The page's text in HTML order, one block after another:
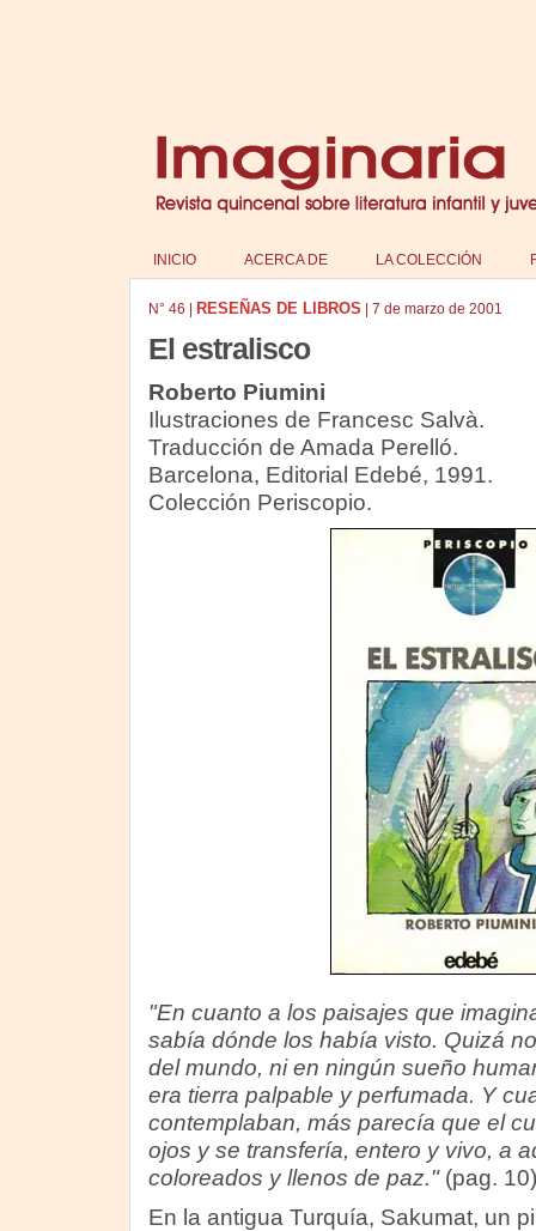
INICIO ACERCA DE LA COLECCIÓN
N° 46 RESEÑAS DE LIBROS 7 de marzo de 2001
El estralisco
Roberto Piumini
Ilustraciones de Francesc Salvà.
Traducción de Amada Perelló.
Barcelona, Editorial Edebé, 1991.
Colección Periscopio.
"En cuanto a los paisajes que
sabía dónde los había visto. Quizá
del mundo, ni en ningún sueño
era tierra palpable y perfumada. Y
contemplaban, más parecía que el
ojos y se transfería, entero y vivo, a
coloreados y llenos de paz."(pag. 10)
En la antigua Turquía, Sakumat, un